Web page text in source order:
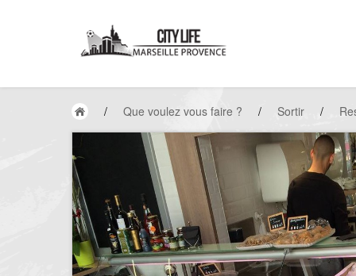
/ Que voulez vous faire ? / Sortir /